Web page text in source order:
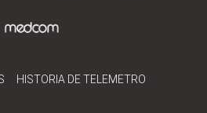
HISTORIA DE TELEMETRO